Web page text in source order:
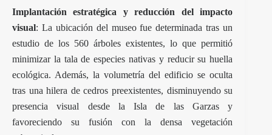
Implantación estratégica y reducción del impacto
visual: La ubicación del museo fue determinada tras un
estudio de los 560 árboles existentes, lo que permitió
minimizar la tala de especies nativas y reducir su huella
ecológica. Además, la volumetría del edificio se oculta
tras una hilera de cedros preexistentes, disminuyendo su
presencia visual desde la Isla de las Garzas y
favoreciendo su fusión con la densa vegetación